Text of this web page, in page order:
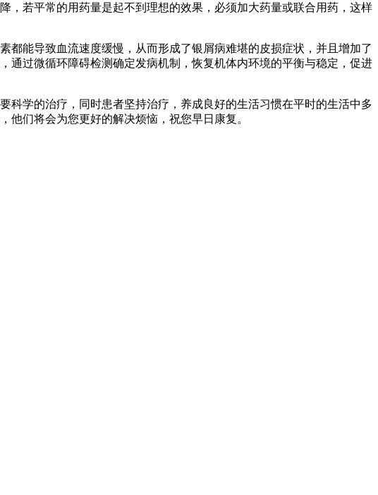
，若平常的用药量是起不到理想的效果，必须加大药量或联合用药，这样
能导致血流速度缓慢，从而形成了银屑病难堪的皮损症状，并且增加了
通过微循环障碍检测确定发病机制，恢复机体内环境的平衡与稳定，促进
学的治疗，同时患者坚持治疗，养成良好的生活习惯在平时的生活中多
们将会为您更好的解决烦恼，祝您早日康复。